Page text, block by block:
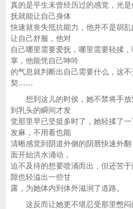
真的是平生未曾经历过的感觉，光
抚就能让自己身体
快速就丧失抵抗能力，他并不是胡
让自己舒服，他对
自己哪里需要爱抚，哪里需要轻揉
掌，他能凭自己呻吟
的气息就判断出自己需要什么，这
契……
想到这儿的时侯，她不禁将手放
到乳头的瞬间才发
觉那里早已坚挺多时了，她轻揉了
发麻，不用看也能
清晰感觉到阴道外侧的阴唇快速外
面开始洪水涌动，
迫不及待的想要喷涌而出，但还苦
隙也轻溢出一些甘
露，为她体内到体外滋润了道路。
这反而让她更不堪忍受那里憋闷